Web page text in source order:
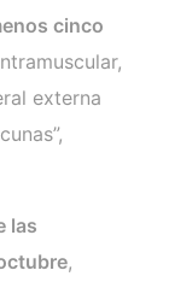
cinco
externa
las
,